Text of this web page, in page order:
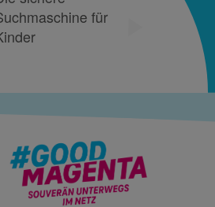
Selbstkontrolle
Diensteanbieter